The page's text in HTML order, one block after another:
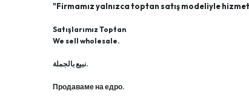
"Firmamız yalnızca toptan satış modeliyle
Satışlarımız Toptan
We sell wholesale.
نبيع بالجملة.
Продаваме на едро.